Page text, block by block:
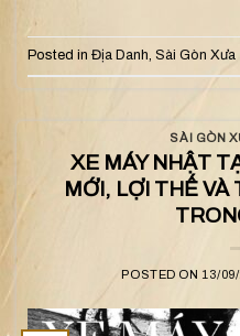
Posted in Địa Danh, Sài Gòn Xưa
SÀI GÒN
XE MÁY NHẬT
MỚI, LỢI THẾ VÀ
POSTED ON 13/